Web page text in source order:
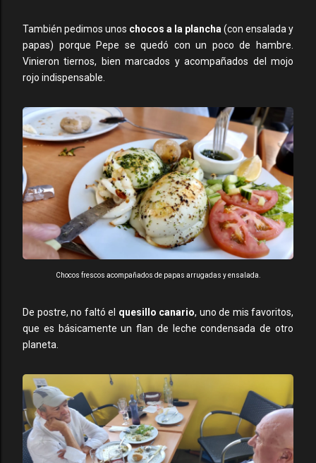
También pedimos unos chocos a la plancha (con ensalada y
papas) porque Pepe se quedó con un poco de hambre.
Vinieron tiernos, bien marcados y acompañados del mojo
rojo indispensable.
Chocos frescos acompañados de papas arrugadas y ensalada.
De postre, no faltó el quesillo canario, uno de mis favoritos,
que es básicamente un flan de leche condensada de otro
planeta.